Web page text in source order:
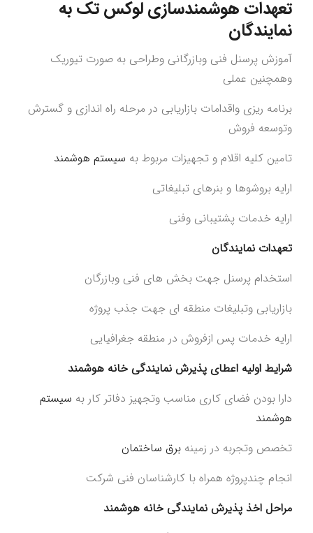
تعهدات هوشمندسازی لوکس تکبه
نمایندگان
آموزش پرسنل فنی وبازرگانی وطراحی به صورت تیوریک
وهمچنین عملی
برنامه ریزی واقدامات بازاریابی در مرحله راه اندازی و گسترش
وتوسعه فروش
تامین کلیه اقلام و تجهیزات مربوط به سیستم هوشمند
ارایه بروشوها و بنرهای تبلیغاتی
ارایه خدمات پشتیبانی وفنی
تعهدات نمایندگان
استخدام پرسنل جهت بخش های فنی وبازرگان
بازاریابی وتبلیغات منطقه ای جهت جذب پروژه
ارایه خدمات پس ازفروش در منطقه جغرافیایی
شرایط اولیه اعطای پذیرش نمایندگی خانه هوشمند
دارا بودن فضای کاری مناسب وتجهیز دفاتر کار به سیستم
هوشمند
تخصص وتجربه در زمینه برق ساختمان
انجام چندپروژه همراه با کارشناسان فنی شرکت
مراحل اخذ پذیرش نمایندگی خانه هوشمند